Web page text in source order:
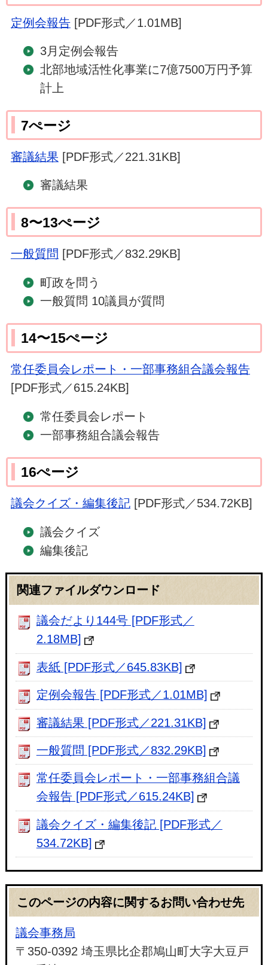
定例会報告[PDF形式／1.01MB]
3月定例会報告
北部地域活性化事業に7億7500万円予算
計上
7ぺージ
審議結果 [PDF形式／221.31KB]
審議結果
8〜13ぺージ
一般質問 [PDF形式／832.29KB]
町政を問う
一般質問 10議員が質問
14〜15ぺージ
常任委員会レポート・一部事務組合議会報告
[PDF形式／615.24KB]
常任委員会レポート
一部事務組合議会報告
16ぺージ
議会クイズ・編集後記[PDF形式／534.72KB]
議会クイズ
編集後記
関連ファイルダウンロード
議会だより144号 [PDF形式／
2.18MB]
表紙 [PDF形式／645.83KB]
定例会報告 [PDF形式／1.01MB]
審議結果 [PDF形式／221.31KB]
一般質問 [PDF形式／832.29KB]
常任委員会レポート・一部事務組合議
会報告 [PDF形式／615.24KB]
議会クイズ・編集後記 [PDF形式／
534.72KB]
このページの内容に関するお問い合わせ先
議会事務局
〒350-0392 埼玉県比企郡鳩山町大字大豆戸